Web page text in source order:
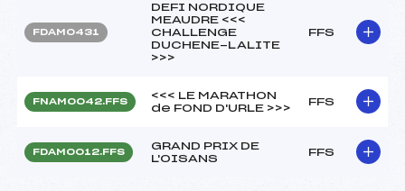
FDAM0431
DEFI NORDIQUE
MEAUDRE <<<
CHALLENGE
DUCHENE-LALITE
>>>
FFS
FNAM0042.FFS
<<< LE MARATHON
de FOND D'URLE >>>
FFS
FDAM0012.FFS
GRAND PRIX DE
L'OISANS
FFS